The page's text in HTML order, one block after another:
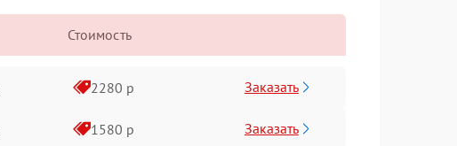
Стоимость
2280 р Заказать
1580 р Заказать